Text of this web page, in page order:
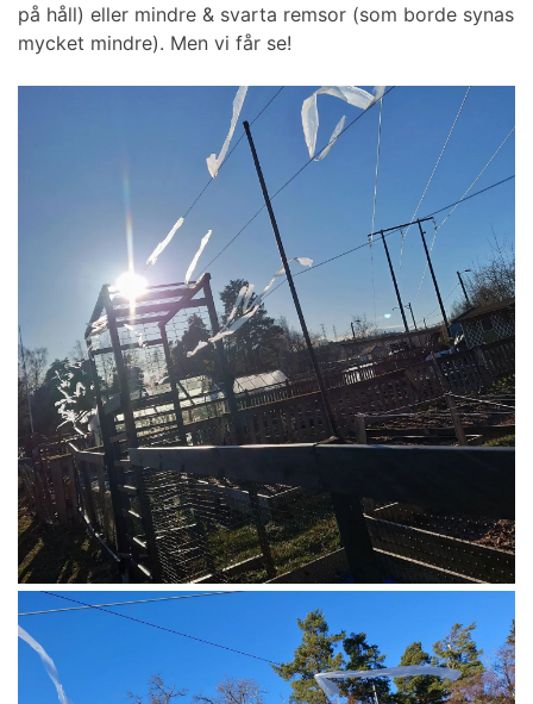
på håll) eller mindre & svarta remsor (som borde synas
mycket mindre). Men vi får se!